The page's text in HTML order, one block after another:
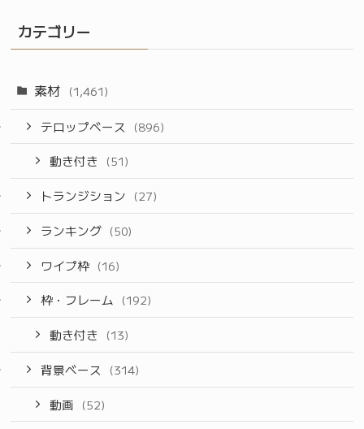
カテゴリー
素材 (1,461)
テロップベース (896)
動き付き (51)
トランジション (27)
ランキング (50)
ワイプ枠 (16)
枠・フレーム (192)
動き付き (13)
背景ベース (314)
動画 (52)